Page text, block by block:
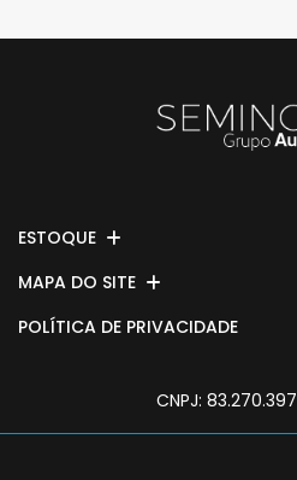
ESTOQUE
MAPA DO SITE
POLÍTICA DE PRIVACIDADE
CNPJ: